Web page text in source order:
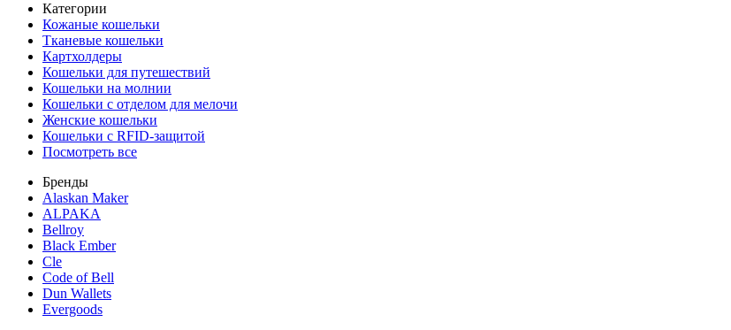
Категории
Кожаные кошельки
Тканевые кошельки
Картхолдеры
Кошельки для путешествий
Кошельки на молнии
Кошельки с отделом для мелочи
Женские кошельки
Кошельки с RFID-защитой
Посмотреть все
Бренды
Alaskan Maker
ALPAKA
Bellroy
Black Ember
Cle
Code of Bell
Dun Wallets
Evergoods